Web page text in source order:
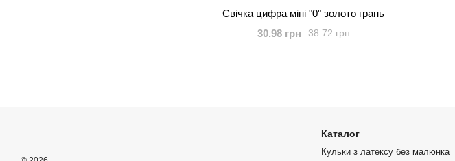
Свічка цифра міні "0" золото грань
38.72 грн
30.98 грн
Каталог
Кульки з латексу без малюнка